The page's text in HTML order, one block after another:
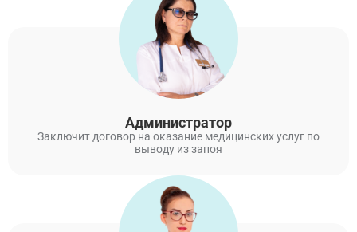
Администратор
Заключит договор на оказание медицинских услуг по
выводу из запоя